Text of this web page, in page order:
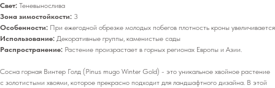
Свет: Теневынослива
Зона зимостойкости: 3
Особенности: При ежегодной обрезке молодых побегов плотность кроны увеличивается
Использование: Декоративные группы, каменистые сады
Распространение: Растение произрастает в горных регионах Европы и Азии.
Сосна горная Винтер Голд (Pinus mugo Winter Gold) - это уникальное хвойное растение
с золотистыми хвоями, которое прекрасно подходит для ландшафтного дизайна. В этой